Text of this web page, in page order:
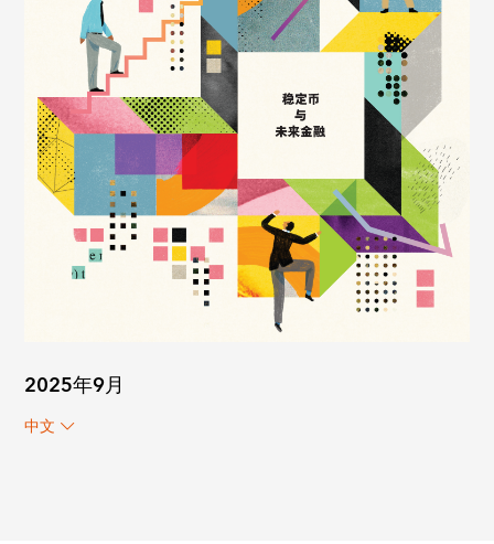
2025年9月
中文